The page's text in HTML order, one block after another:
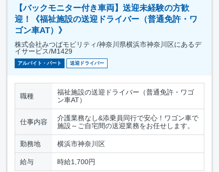
【バックモニター付き車両】送迎未経験の方歓
迎！《福祉施設の送迎ドライバー（普通免許・ワ
ゴン車AT）》
株式会社みつばモビリティ/神奈川県横浜市神奈川区にあるデ
イサービス/M1429
アルバイト・パート 送迎ドライバー
職種
福祉施設の送迎ドライバー（普通免許・ワゴ
ン車AT）
仕事内容
介護業務なし&添乗員同行で安心！ワゴン車で
施設～ご自宅間の送迎業務をお任せします。
勤務地 横浜市神奈川区
給与 時給1,700円